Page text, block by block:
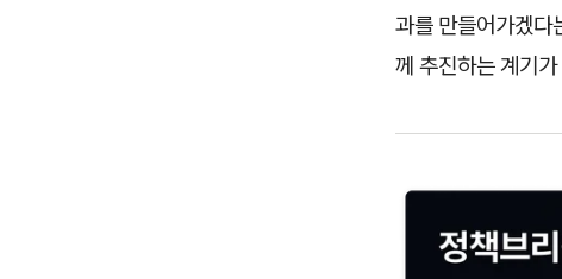
과를 만들어가겠다
께 추진하는 계기